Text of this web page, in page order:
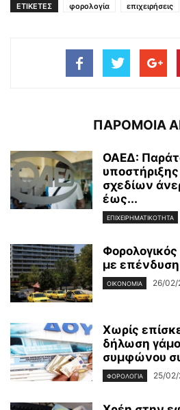
ΕΤΙΚΕΤΕΣ φορολογία επιχειρήσεις
ΠΑΡΟΜΟΙΑ
ΟΑΕΔ:
σχεδίων
έως...
ΕΠΙΧΕΙΡΗΜΑΤΙΚΌΤΗΤΑ
με
ΟΙΚΟΝΟΜΊΑ 26/02/
Χωρίς
δήλωση
συμφώνου
ΦΟΡΟΛΟΓΊΑ 25/